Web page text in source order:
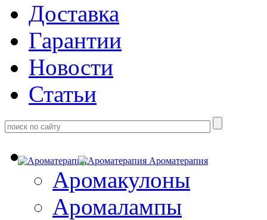
Доставка
Гарантии
Новости
Статьи
Ароматерапия
Аромакулоны
Аромалампы